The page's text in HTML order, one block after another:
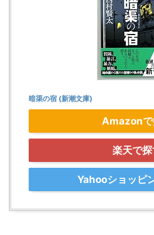
暗渠の宿 (新潮文庫)
Amazonで
楽天で
Yahooショッピ